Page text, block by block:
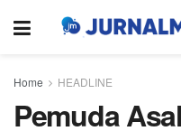
Home HEADLINE
Pemuda